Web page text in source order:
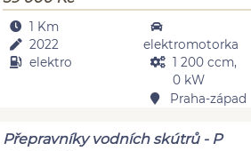
1 Km
2022
elektro
elektromotorka
1 200 ccm,
0 kW
Praha-západ
Přepravníky vodních skútrů - P